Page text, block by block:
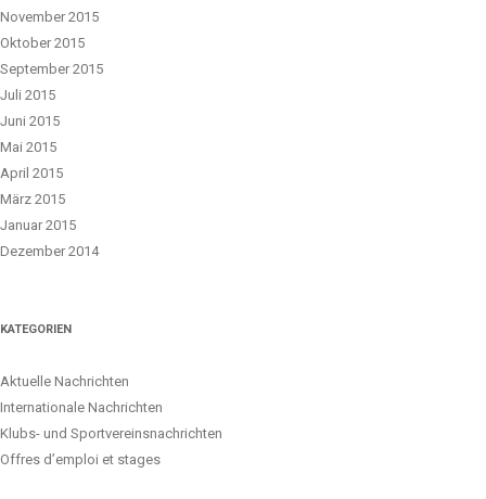
November 2015
Oktober 2015
September 2015
Juli 2015
Juni 2015
Mai 2015
April 2015
März 2015
Januar 2015
Dezember 2014
KATEGORIEN
Aktuelle Nachrichten
Internationale Nachrichten
Klubs- und Sportvereinsnachrichten
Offres d’emploi et stages